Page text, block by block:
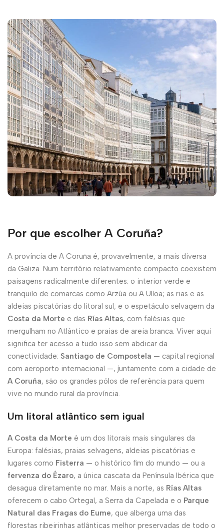
Por que escolher A Coruña?
A província de A Coruña é, provavelmente, a mais diversa
da Galiza. Num território relativamente compacto coexistem
paisagens radicalmente diferentes: o interior verde e
tranquilo de comarcas como Arzúa ou A Ulloa; as rias e as
aldeias piscatórias do litoral sul; e o espetáculo selvagem da
Costa da Morte e das Rías Altas, com falésias que
mergulham no Atlântico e praias de areia branca. Viver aqui
significa ter acesso a tudo isso sem abdicar da
conectividade: Santiago de Compostela — capital regional
com aeroporto internacional —, juntamente com a cidade de
A Coruña, são os grandes pólos de referência para quem
vive no mundo rural da província.
Um litoral atlântico sem igual
A Costa da Morte é um dos litorais mais singulares da
Europa: falésias, praias selvagens, aldeias piscatórias e
lugares como Fisterra — o histórico fim do mundo — ou a
fervenza do Ézaro, a única cascata da Península Ibérica que
desagua diretamente no mar. Mais a norte, as Rías Altas
oferecem o cabo Ortegal, a Serra da Capelada e o Parque
Natural das Fragas do Eume, que alberga uma das
florestas ribeirinhas atlânticas melhor preservadas de todo o